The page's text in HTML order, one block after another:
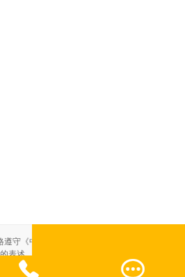
 
遵守《中华人民共和国广告法》，尽力规范用
表述，敬请联系我们，将立即更正；相关内容
考，不构成交易依据。